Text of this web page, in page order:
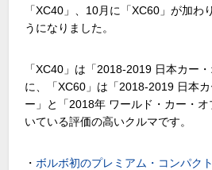
「XC40」、10月に「XC60」が加わ
うになりました。
「XC40」は「2018-2019 日本カー
に、「XC60」は「2018-2019 日本
ー」と「2018年 ワールド・カー・
いている評価の高いクルマです。
・ ボルボ初のプレミアム・コンパク